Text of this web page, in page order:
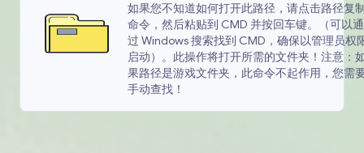
如果您不知道如何打开此路径，请点击路径复
命令，然后粘贴到 CMD 并按回车键。（可以通
过 Windows 搜索找到 CMD，确保以管理员权
启动）。此操作将打开所需的文件夹！注意：
果路径是游戏文件夹，此命令不起作用，您需
手动查找！